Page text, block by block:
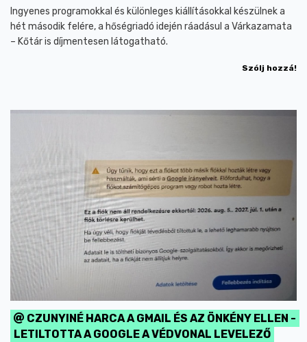
Ingyenes programokkal és különleges kiállításokkal készülnek a
hét második felére, a hőségriadó idején ráadásul a Várkazamata
– Kőtár is díjmentesen látogatható.
Szólj hozzá!
CZUNYINÉ HARCA A GMAIL ÉS AZ ÖNKÉNY ELLEN -
LETILTOTTA A GOOGLE A VÉDVONAL LEVELEZŐ